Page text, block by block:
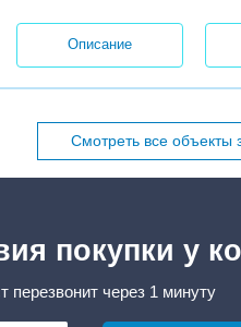
Описание
Смотреть все объекты
покупки у
перезвонит через 1 минуту